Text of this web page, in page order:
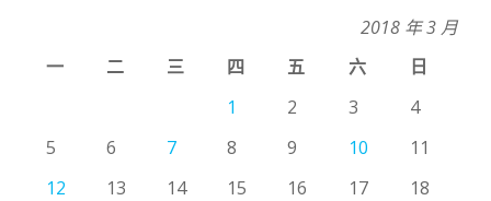
2018 年 3 月
一
二 三 四 五 六
日
1
2 3
4
5
6 7 8 9 10
11
12
13 14 15 16 17
18